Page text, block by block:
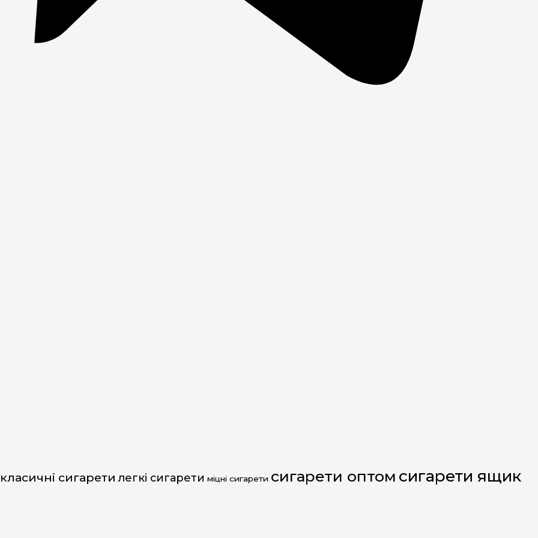
класичні сигарети легкі сигарети міцні сигарети сигарети оптом сигарети ящик